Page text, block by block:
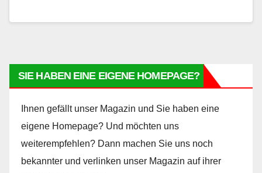
SIE HABEN EINE EIGENE HOMEPAGE?
Ihnen gefällt unser Magazin und Sie haben eine
eigene Homepage? Und möchten uns
weiterempfehlen? Dann machen Sie uns noch
bekannter und verlinken unser Magazin auf ihrer